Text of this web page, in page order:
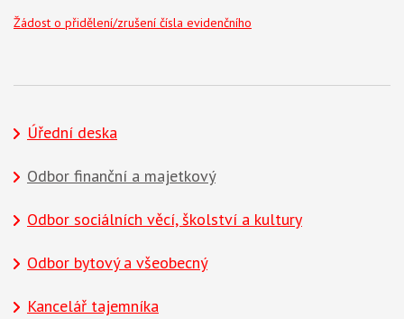
Žádost o přidělení/zrušení čísla evidenčního
Úřední deska
Odbor finanční a majetkový
Odbor sociálních věcí, školství a kultury
Odbor bytový a všeobecný
Kancelář tajemníka